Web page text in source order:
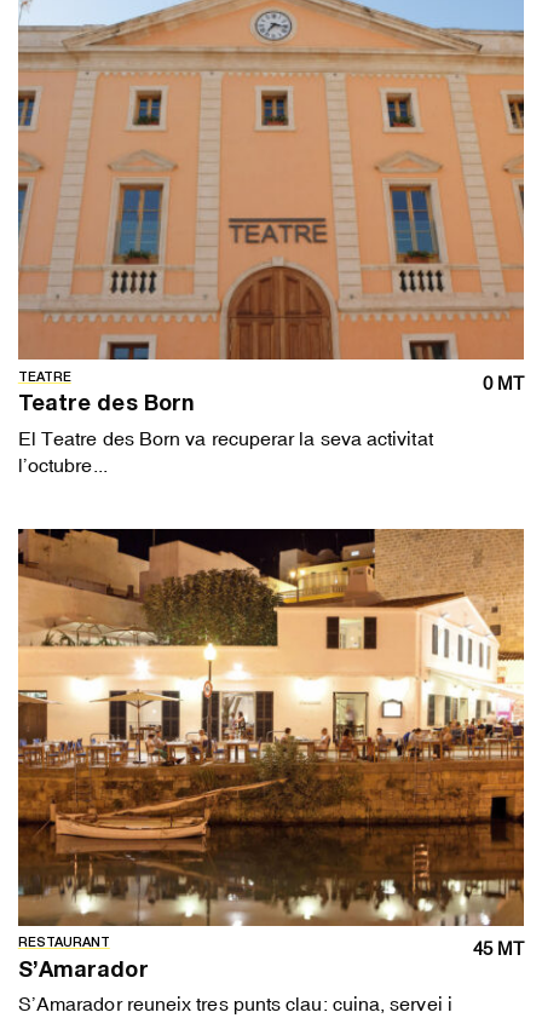
TEATRE 0 MT
Teatre des Born
El Teatre des Born va recuperar la seva activitat
l’octubre...
RESTAURANT 45 MT
S’Amarador
S’Amarador reuneix tres punts clau: cuina, servei i